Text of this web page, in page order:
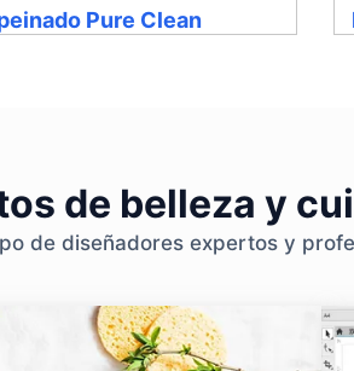
Pure Clean
de belleza y
de diseñadores expertos y